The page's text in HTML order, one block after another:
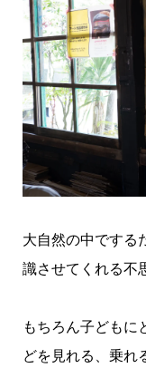
大自然の中でする
識させてくれる不
もちろん子どもに
どを見れる、乗れ